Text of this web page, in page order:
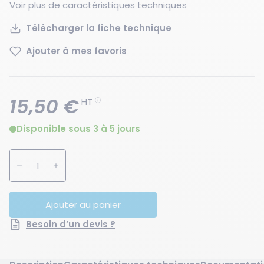
Voir plus de caractéristiques techniques
Télécharger la fiche technique
Ajouter à mes favoris
15,50 €HT
Disponible sous 3 à 5 jours
Augmenter la quantité
Ajouter au panier
Besoin d’un devis ?